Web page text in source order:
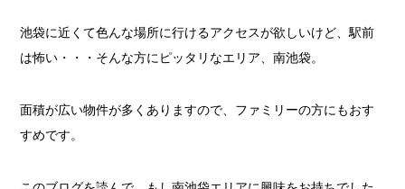
池袋に近くて色んな場所に行けるアクセスが欲しいけど、駅前
は怖い・・・そんな方にピッタリなエリア、南池袋。
面積が広い物件が多くありますので、ファミリーの方にもおす
すめです。